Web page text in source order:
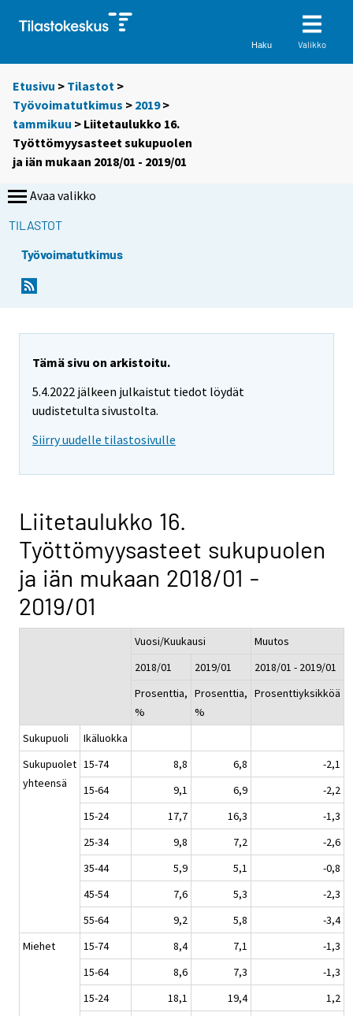
Haku Valikko
Etusivu > Tilastot >
Työvoimatutkimus > 2019>
tammikuu > Liitetaulukko 16.
Työttömyysasteet sukupuolen
ja iän mukaan 2018/01 - 2019/01
Avaa valikko
TILASTOT
Työvoimatutkimus
Tämä sivu on arkistoitu.
5.4.2022 jälkeen julkaistut tiedot löydät
uudistetulta sivustolta.
Siirry uudelle tilastosivulle
Liitetaulukko 16.
Työttömyysasteet sukupuolen
ja iän mukaan 2018/01 -
2019/01
Vuosi/Kuukausi
Muutos
2018/01
2019/01
2018/01 - 2019/01
Prosenttia,
%
Prosenttia,
%
Prosenttiyksikköä
Sukupuoli
Ikäluokka
Sukupuolet
yhteensä
15-74 8,8 6,8
-2,1
15-64
9,1 6,9
-2,2
15-24
17,7 16,3
-1,3
25-34
9,8 7,2
-2,6
35-44
5,9 5,1
-0,8
45-54
7,6 5,3
-2,3
55-64
9,2 5,8
-3,4
Miehet
15-74 8,4 7,1
-1,3
15-64
8,6 7,3
-1,3
15-24
18,1 19,4
1,2